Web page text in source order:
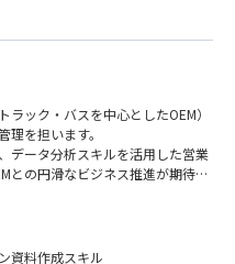
か」という前提条件（理想）から
ことができる方。
通じた、マニュアル・フロー整
の異なる他部門との折衝・合意形
ンサスビルディング）の経験。
レイヤーとして自ら手を動かす
織成果を最大化した経験）。
リア志向に基づいた日常業務の
験。
ック・バスを中心としたOEM）
を担います。
データ分析スキルを活用した営業
との円滑なビジネス推進が期待さ
営業事務経験を積むことができ
いていただくこと（将来的な海外
資料作成スキル